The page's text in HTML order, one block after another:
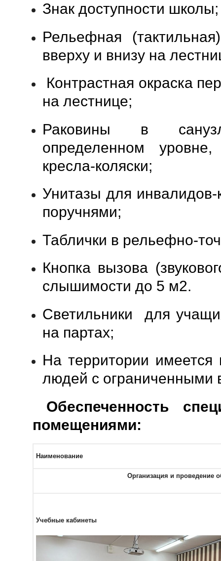
Знак доступности школы;
Рельефная
вверху и внизу на
Контрастная окраска
на лестнице;
Раковины в
определенном
кресла-коляски;
Унитазы для инвалидов-
поручнями;
Таблички в рельефно-
Кнопка вызова
слышимости до 5 м2.
Светильники для
на партах;
На территории имеется
людей с ограниченными
Обеспеченность
помещениями:
Наименование
Организация и проведение
Учебные кабинеты